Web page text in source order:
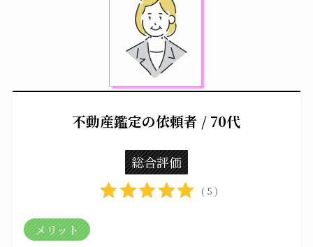
不動産鑑定の依頼者 / 70代
総合評価
( 5 )
メリット